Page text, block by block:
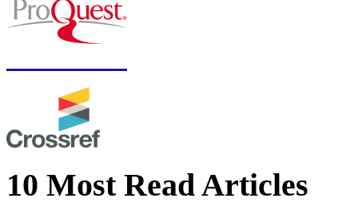
10 Most Read Articles